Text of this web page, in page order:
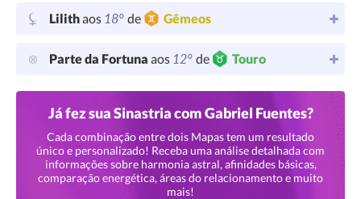
Lilithaos 18° de Gêmeos
Parte da Fortuna aos 12° de Touro
Já fez sua Sinastria com Gabriel Fuentes?
Cada combinação entre dois Mapas tem um resultado
único e personalizado! Receba uma análise detalhada com
informações sobre harmonia astral, afinidades básicas,
comparação energética, áreas do relacionamento e muito
mais!